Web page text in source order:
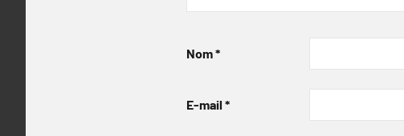
Nom*
E-mail *